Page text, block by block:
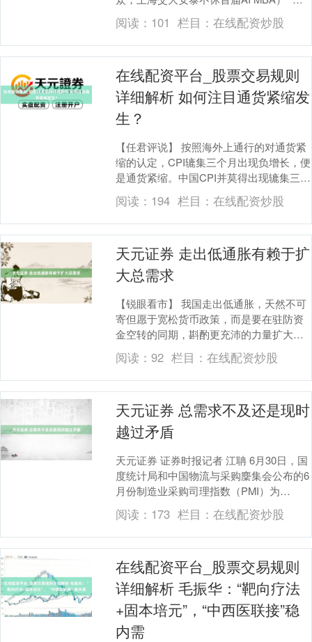
一”假期时间，山东省电力现货阛阓出现超
时....
阅读： 101 栏目： 在线配资炒股
在线配资平台_股票交易规则
详细解析 如何注目通货紧缩发
生？
【任君评说】 按照海外上通行的对通货紧
缩的认定，CPI辘集三个月出现负增长，便
是通货紧缩。中国CPI并莫得出现辘集三个
月的负增长，是以中国莫得出现通货紧
缩。但2....
阅读： 194 栏目： 在线配资炒股
天元证券 走出低通胀有赖于扩
大总需求
【锐眼看市】 我国走出低通胀，天然不可
寄但愿于宽松货币政策，而是要在驻防资
金空转的同期，斟酌更充沛的力量扩大总
需求。 在浪费需求方面，重中之重是增多
行家实质收入....
阅读：92 栏目： 在线配资炒股
天元证券 总需求不及还是现时
越过矛盾
天元证券 证券时报记者 江聃 6月30日，国
度统计局和中国物流与采购麇集会公布的6
月份制造业采购司理指数（PMI）为
49.0%，比上月高潮0.2个百分点。同
时，....
阅读： 173 栏目： 在线配资炒股
在线配资平台_股票交易规则
详细解析 毛振华：“靶向疗法
+固本培元”，“中西医联接”稳
内需